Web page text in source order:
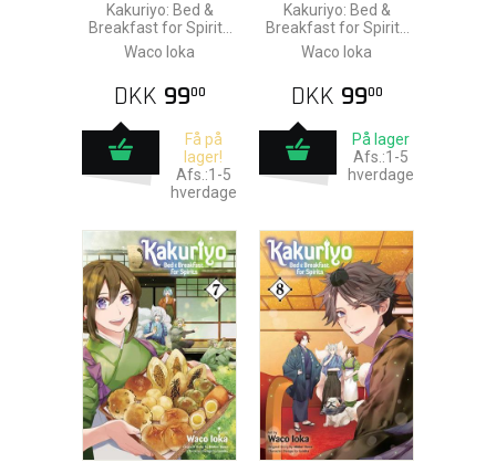
Kakuriyo: Bed &
Breakfast for Spirits
vol. 5
Waco Ioka
DKK 9900
Få på
lager!
Afs.:1-5
hverdage
Kakuriyo: Bed &
Breakfast for Spirits
vol. 6
Waco Ioka
DKK 9900
På lager
Afs.:1-5
hverdage